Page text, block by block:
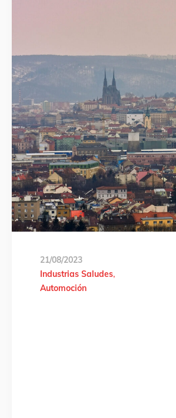
21/08/2023
Industrias Saludes
Automoción